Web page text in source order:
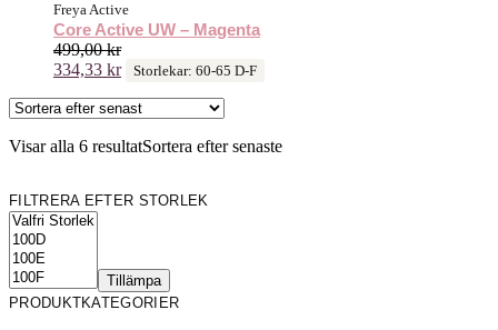
Freya Active
Core Active UW – Magenta
499,00kr
334,33 kr Storlekar: 60-65 D-F
Visar alla 6 resultatSortera efter senaste
FILTRERA EFTER STORLEK
Tillämpa
PRODUKTKATEGORIER